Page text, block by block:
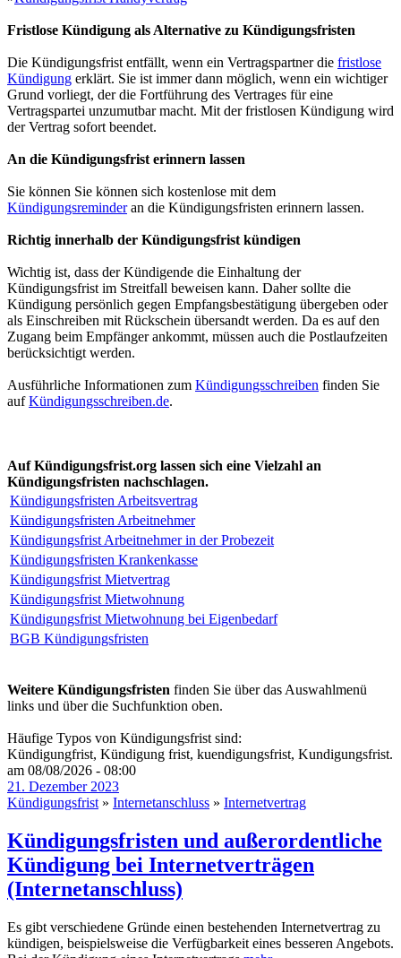
Fristlose Kündigung als Alternative zu Kündigungsfristen
Die Kündigungsfrist entfällt, wenn ein Vertragspartner die fristlose
Kündigung erklärt. Sie ist immer dann möglich, wenn ein wichtiger
Grund vorliegt, der die Fortführung des Vertrages für eine
Vertragspartei unzumutbar macht. Mit der fristlosen Kündigung wird
der Vertrag sofort beendet.
An die Kündigungsfrist erinnern lassen
Sie können Sie können sich kostenlose mit dem
Kündigungsreminderan die Kündigungsfristen erinnern lassen.
Richtig innerhalb der Kündigungsfrist kündigen
Wichtig ist, dass der Kündigende die Einhaltung der
Kündigungsfrist im Streitfall beweisen kann. Daher sollte die
Kündigung persönlich gegen Empfangsbestätigung übergeben oder
als Einschreiben mit Rückschein übersandt werden. Da es auf den
Zugang beim Empfänger ankommt, müssen auch die Postlaufzeiten
berücksichtigt werden.
Ausführliche Informationen zum Kündigungsschreiben finden Sie
aufKündigungsschreiben.de.
Auf Kündigungsfrist.org lassen sich eine Vielzahl an
Kündigungsfristen nachschlagen.
Kündigungsfristen Arbeitsvertrag
Kündigungsfristen Arbeitnehmer
Kündigungsfrist Arbeitnehmer in der Probezeit
Kündigungsfristen Krankenkasse
Kündigungsfrist Mietvertrag
Kündigungsfrist Mietwohnung
Kündigungsfrist Mietwohnung bei Eigenbedarf
BGB Kündigungsfristen
Weitere Kündigungsfristen finden Sie über das Auswahlmenü
links und über die Suchfunktion oben.
Häufige Typos von Kündigungsfrist sind:
Kündigungfrist, Kündigung frist, kuendigungsfrist, Kundigungsfrist.
am 08/08/2026 - 08:00
21. Dezember 2023
Kündigungsfrist » Internetanschluss » Internetvertrag
Kündigungsfristen und außerordentliche
Kündigung bei Internetverträgen
(Internetanschluss)
Es gibt verschiedene Gründe einen bestehenden Internetvertrag zu
kündigen, beispielsweise die Verfügbarkeit eines besseren Angebots.